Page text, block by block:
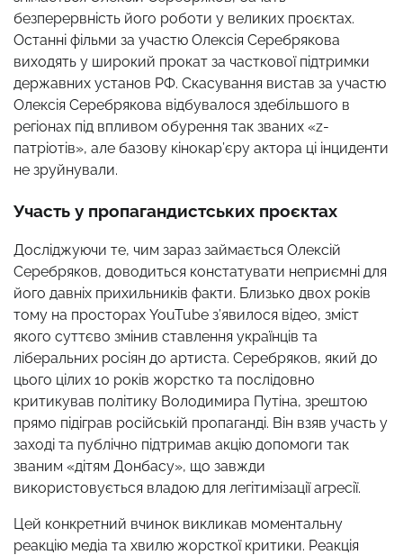
безперервність його роботи у великих проєктах.
Останні фільми за участю Олексія Серебрякова
виходять у широкий прокат за часткової підтримки
державних установ РФ. Скасування вистав за участю
Олексія Серебрякова відбувалося здебільшого в
регіонах під впливом обурення так званих «z-
патріотів», але базову кінокар’єру актора ці інциденти
не зруйнували.
Участь у пропагандистських проєктах
Досліджуючи те, чим зараз займається Олексій
Серебряков, доводиться констатувати неприємні для
його давніх прихильників факти. Близько двох років
тому на просторах YouTube з’явилося відео, зміст
якого суттєво змінив ставлення українців та
ліберальних росіян до артиста. Серебряков, який до
цього цілих 10 років жорстко та послідовно
критикував політику Володимира Путіна, зрештою
прямо підіграв російській пропаганді. Він взяв участь у
заході та публічно підтримав акцію допомоги так
званим «дітям Донбасу», що завжди
використовується владою для легітимізації агресії.
Цей конкретний вчинок викликав моментальну
реакцію медіа та хвилю жорсткої критики. Реакція